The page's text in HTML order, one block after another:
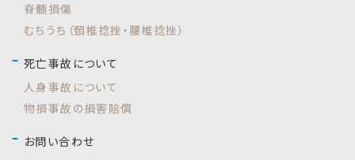
脊髄損傷
むちうち（頚椎捻挫・腰椎捻挫）
死亡事故について
人身事故について
物損事故の損害賠償
お問い合わせ